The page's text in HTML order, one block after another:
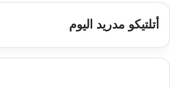
أتلتيكو مدريد اليوم